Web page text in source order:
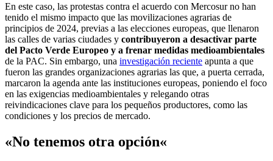
En este caso, las protestas contra el acuerdo con Mercosur no han
tenido el mismo impacto que las movilizaciones agrarias de
principios de 2024, previas a las elecciones europeas, que llenaron
las calles de varias ciudades y contribuyeron a desactivar parte
del Pacto Verde Europeo y a frenar medidas medioambientales
de la PAC. Sin embargo, una investigación reciente apunta a que
fueron las grandes organizaciones agrarias las que, a puerta cerrada,
marcaron la agenda ante las instituciones europeas, poniendo el foco
en las exigencias medioambientales y relegando otras
reivindicaciones clave para los pequeños productores, como las
condiciones y los precios de mercado.
«No tenemos otra opción«